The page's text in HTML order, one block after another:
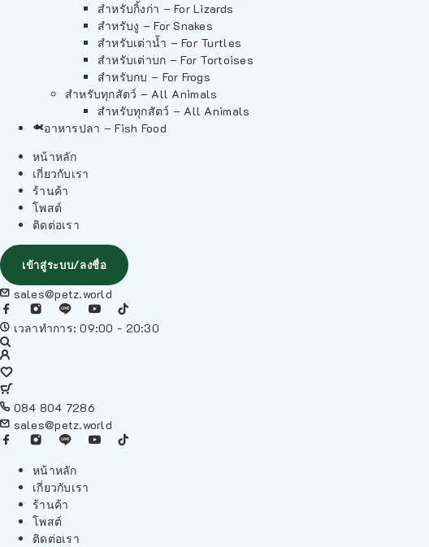
สำหรับกิ้งก่า – For Lizards
สำหรับงู – For Snakes
สำหรับเต่าน้ำ – For Turtles
สำหรับเต่าบก – For Tortoises
สำหรับกบ – For Frogs
สำหรับทุกสัตว์ – All Animals
สำหรับทุกสัตว์ – All Animals
อาหารปลา – Fish Food
หน้าหลัก
เกี่ยวกับเรา
ร้านค้า
โพสต์
ติดต่อเรา
เข้าสู่ระบบ/ลงชื่อ
sales@petz.world
เวลาทำการ: 09:00 - 20:30
084 804 7286
sales@petz.world
หน้าหลัก
เกี่ยวกับเรา
ร้านค้า
โพสต์
ติดต่อเรา